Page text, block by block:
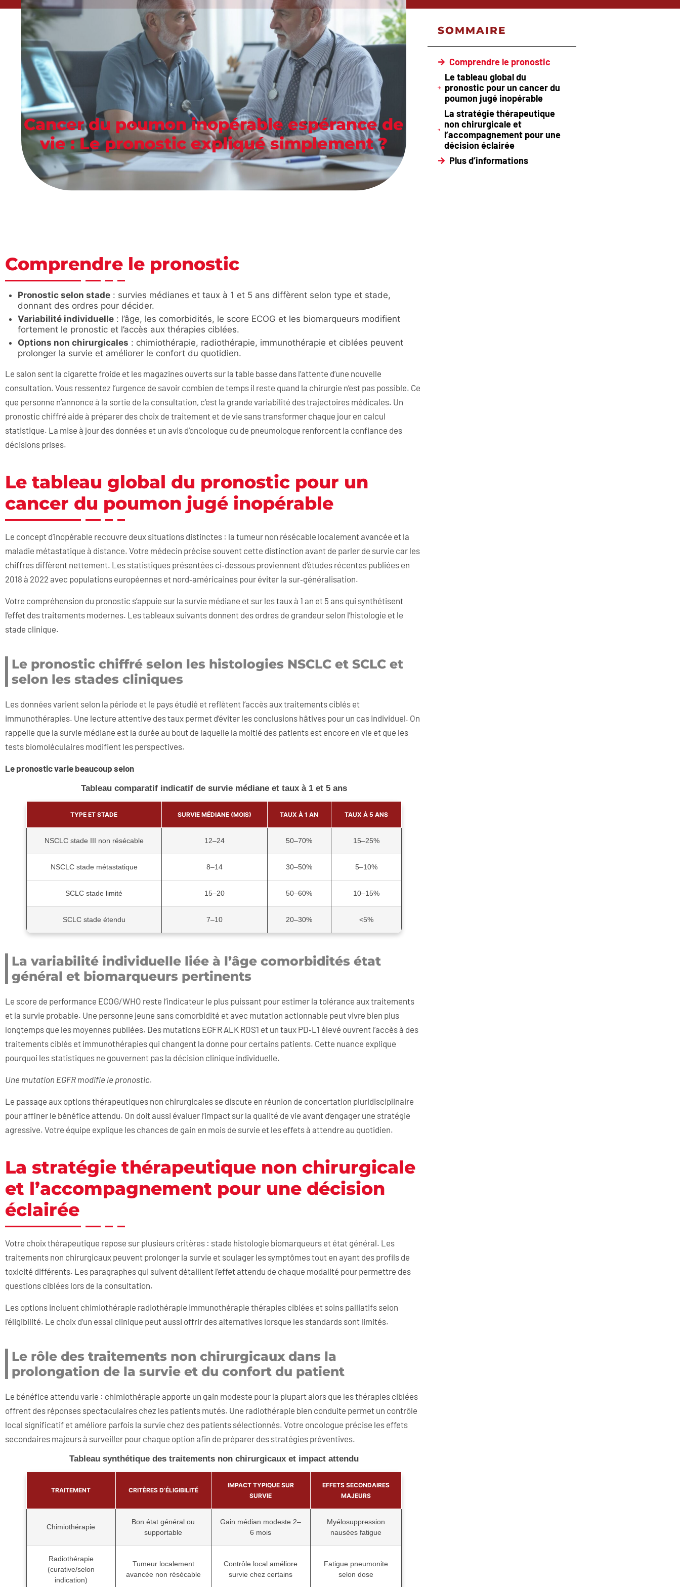
Cancer du poumon inopérable espérance de
vie : Le pronostic expliqué simplement ?
Comprendre le pronostic
Pronostic selon stade : survies médianes et taux à 1 et 5 ans diffèrent selon type et stade,
donnant des ordres pour décider.
Variabilité individuelle : l’âge, les comorbidités, le score ECOG et les biomarqueurs modifient
fortement le pronostic et l’accès aux thérapies ciblées.
Options non chirurgicales : chimiothérapie, radiothérapie, immunothérapie et ciblées peuvent
prolonger la survie et améliorer le confort du quotidien.
Le salon sent la cigarette froide et les magazines ouverts sur la table basse dans l’attente d’une nouvelle
consultation. Vous ressentez l’urgence de savoir combien de temps il reste quand la chirurgie n’est pas possible. Ce
que personne n’annonce à la sortie de la consultation, c’est la grande variabilité des trajectoires médicales. Un
pronostic chiffré aide à préparer des choix de traitement et de vie sans transformer chaque jour en calcul
statistique. La mise à jour des données et un avis d’oncologue ou de pneumologue renforcent la confiance des
décisions prises.
Le tableau global du pronostic pour un
cancer du poumon jugé inopérable
Le concept d’inopérable recouvre deux situations distinctes : la tumeur non résécable localement avancée et la
maladie métastatique à distance. Votre médecin précise souvent cette distinction avant de parler de survie car les
chiffres diffèrent nettement. Les statistiques présentées ci‑dessous proviennent d’études récentes publiées en
2018 à 2022 avec populations européennes et nord‑américaines pour éviter la sur‑généralisation.
Votre compréhension du pronostic s’appuie sur la survie médiane et sur les taux à 1 an et 5 ans qui synthétisent
l’effet des traitements modernes. Les tableaux suivants donnent des ordres de grandeur selon l’histologie et le
stade clinique.
Le pronostic chiffré selon les histologies NSCLC et SCLC et
selon les stades cliniques
Les données varient selon la période et le pays étudié et reflètent l’accès aux traitements ciblés et
immunothérapies. Une lecture attentive des taux permet d’éviter les conclusions hâtives pour un cas individuel. On
rappelle que la survie médiane est la durée au bout de laquelle la moitié des patients est encore en vie et que les
tests biomoléculaires modifient les perspectives.
Le pronostic varie beaucoup selon
Tableau comparatif indicatif de survie médiane et taux à 1 et 5 ans
TYPE ET STADE SURVIE MÉDIANE (MOIS) TAUX À 1 AN TAUX À 5 ANS
NSCLC stade III non résécable 12–24 50–70% 15–25%
NSCLC stade métastatique 8–14 30–50% 5–10%
SCLC stade limité 15–20 50–60% 10–15%
SCLC stade étendu 7–10 20–30% <5%
La variabilité individuelle liée à l’âge comorbidités état
général et biomarqueurs pertinents
Le score de performance ECOG/WHO reste l’indicateur le plus puissant pour estimer la tolérance aux traitements
et la survie probable. Une personne jeune sans comorbidité et avec mutation actionnable peut vivre bien plus
longtemps que les moyennes publiées. Des mutations EGFR ALK ROS1 et un taux PD‑L1 élevé ouvrent l’accès à des
traitements ciblés et immunothérapies qui changent la donne pour certains patients. Cette nuance explique
pourquoi les statistiques ne gouvernent pas la décision clinique individuelle.
Une mutation EGFR modifie le pronostic.
Le passage aux options thérapeutiques non chirurgicales se discute en réunion de concertation pluridisciplinaire
pour affiner le bénéfice attendu. On doit aussi évaluer l’impact sur la qualité de vie avant d’engager une stratégie
agressive. Votre équipe explique les chances de gain en mois de survie et les effets à attendre au quotidien.
La stratégie thérapeutique non chirurgicale
et l’accompagnement pour une décision
éclairée
Votre choix thérapeutique repose sur plusieurs critères : stade histologie biomarqueurs et état général. Les
traitements non chirurgicaux peuvent prolonger la survie et soulager les symptômes tout en ayant des profils de
toxicité différents. Les paragraphes qui suivent détaillent l’effet attendu de chaque modalité pour permettre des
questions ciblées lors de la consultation.
Les options incluent chimiothérapie radiothérapie immunothérapie thérapies ciblées et soins palliatifs selon
l’éligibilité. Le choix d’un essai clinique peut aussi offrir des alternatives lorsque les standards sont limités.
Le rôle des traitements non chirurgicaux dans la
prolongation de la survie et du confort du patient
Le bénéfice attendu varie : chimiothérapie apporte un gain modeste pour la plupart alors que les thérapies ciblées
offrent des réponses spectaculaires chez les patients mutés. Une radiothérapie bien conduite permet un contrôle
local significatif et améliore parfois la survie chez des patients sélectionnés. Votre oncologue précise les effets
secondaires majeurs à surveiller pour chaque option afin de préparer des stratégies préventives.
Tableau synthétique des traitements non chirurgicaux et impact attendu
TRAITEMENT CRITÈRES D’ÉLIGIBILITÉ
IMPACT TYPIQUE SUR
SURVIE
EFFETS SECONDAIRES
MAJEURS
Chimiothérapie
Bon état général ou
supportable
Gain médian modeste 2–
6 mois
Myélosuppression
nausées fatigue
Radiothérapie
(curative/selon
indication)
Tumeur localement
avancée non résécable
Contrôle local améliore
survie chez certains
Fatigue pneumonite
selon dose
SOMMAIRE
Comprendre le pronostic
Le tableau global du
pronostic pour un cancer du
poumon jugé inopérable
La stratégie thérapeutique
non chirurgicale et
l’accompagnement pour une
décision éclairée
Plus d’informations